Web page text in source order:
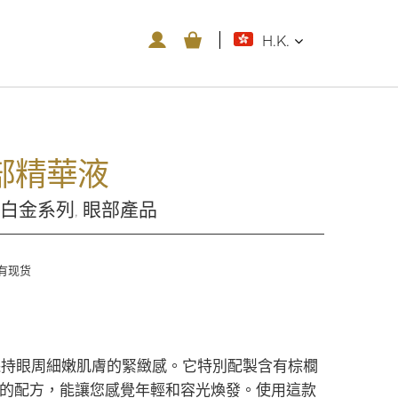
H.K.
精華液
白金系列 , 眼部產品
现货
眼周細嫩肌膚的緊緻感。它特別配製含有棕櫚
配方，能讓您感覺年輕和容光煥發。使用這款